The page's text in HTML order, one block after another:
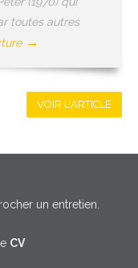
toutes autres
→
VOIR L'ARTICLE
un entretien.
CV